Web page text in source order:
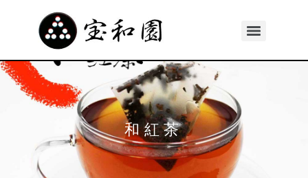
和紅茶